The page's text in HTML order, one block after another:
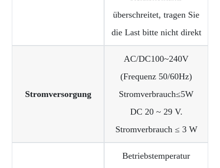
überschreitet, tragen Sie
die Last bitte nicht direkt
Stromversorgung
AC/DC100~240V
(Frequenz 50/60Hz)
Stromverbrauch≤5W
DC 20 ~ 29 V.
Stromverbrauch ≤ 3 W
Betriebstemperatur